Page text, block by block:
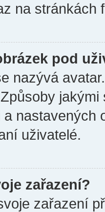
na stránkách
pod
nazývá
nastavených
uživatelé.
zařazení?
zařazení